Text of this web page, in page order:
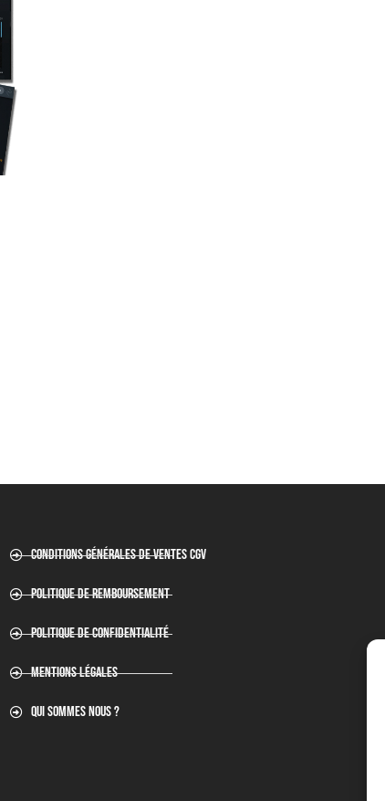
Conditions générales de ventes CGV
Politique de remboursement
Politique de confidentialité
Mentions légales
Qui sommes nous ?